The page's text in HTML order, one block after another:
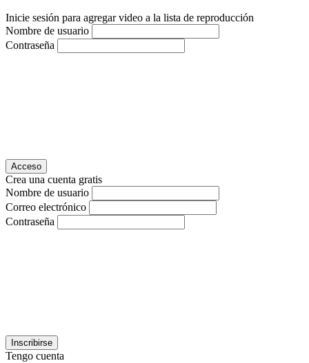
Inicie sesión para agregar video a la lista de reproducción
Nombre de usuario
Contraseña
Acceso
Crea una cuenta gratis
Nombre de usuario
Correo electrónico
Contraseña
Inscribirse
Tengo cuenta